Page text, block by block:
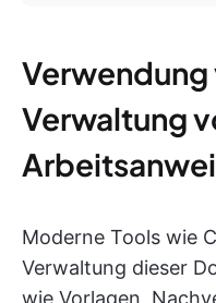
Verwendung
Verwaltung
Moderne Tools wie
Verwaltung dieser
wie Vorlagen,